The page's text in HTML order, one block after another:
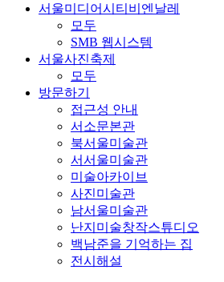
서울미디어시티비엔날레
모두
SMB 웹시스템
서울사진축제
모두
방문하기
접근성 안내
서소문본관
북서울미술관
서서울미술관
미술아카이브
사진미술관
남서울미술관
난지미술창작스튜디오
백남준을 기억하는 집
전시해설